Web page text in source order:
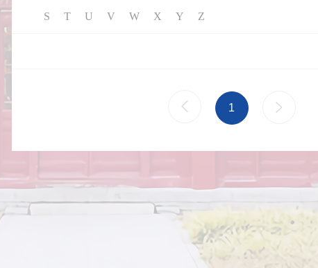
S
T U V W X Y Z
1